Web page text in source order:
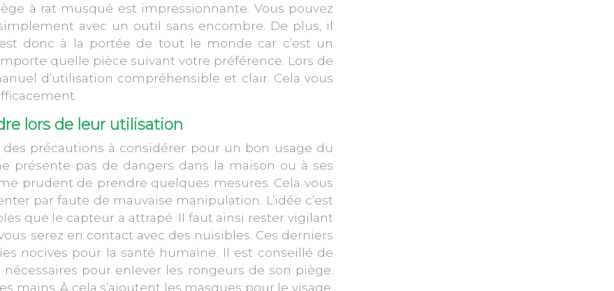
à rat musqué est impressionnante. Vous pouvez
avec un outil sans encombre. De plus, il
donc à la portée de tout le monde car c’est un
quelle pièce suivant votre préférence. Lors de
d’utilisation compréhensible et clair. Cela vous
lors de leur utilisation
précautions à considérer pour un bon usage du
présente pas de dangers dans la maison ou à ses
prudent de prendre quelques mesures. Cela vous
par faute de mauvaise manipulation. L’idée c’est
que le capteur a attrapé. Il faut ainsi rester vigilant
serez en contact avec des nuisibles. Ces derniers
nocives pour la santé humaine. Il est conseillé de
pour enlever les rongeurs de son piège.
mains. À cela s’ajoutent les masques pour le visage.